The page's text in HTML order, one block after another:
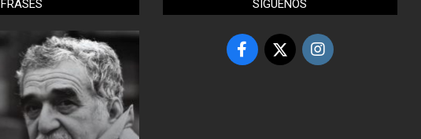
FRASES SÍGUENOS